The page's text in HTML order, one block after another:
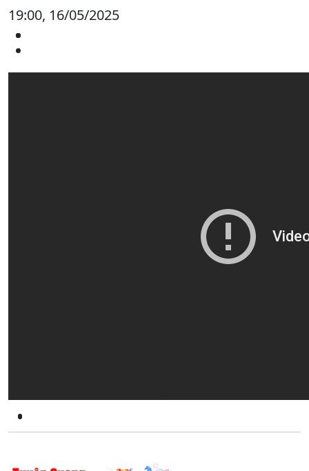
19:00, 16/05/2025